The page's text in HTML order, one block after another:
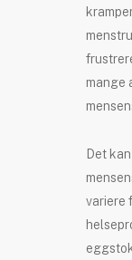
mange
Det
variere